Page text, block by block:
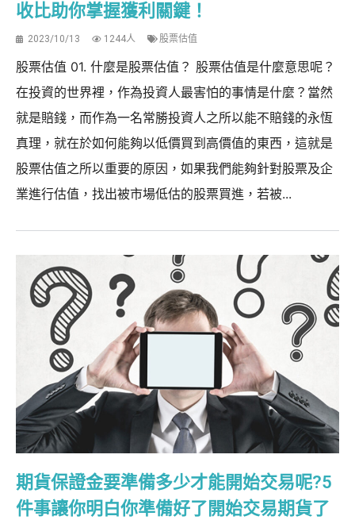
收比助你掌握獲利關鍵！
2023/10/13 1244人 股票估值
股票估值 01. 什麼是股票估值？ 股票估值是什麼意思呢？
在投資的世界裡，作為投資人最害怕的事情是什麼？當然
就是賠錢，而作為一名常勝投資人之所以能不賠錢的永恆
真理，就在於如何能夠以低價買到高價值的東西，這就是
股票估值之所以重要的原因，如果我們能夠針對股票及企
業進行估值，找出被市場低估的股票買進，若被...
期貨保證金要準備多少才能開始交易呢?5
件事讓你明白你準備好了開始交易期貨了